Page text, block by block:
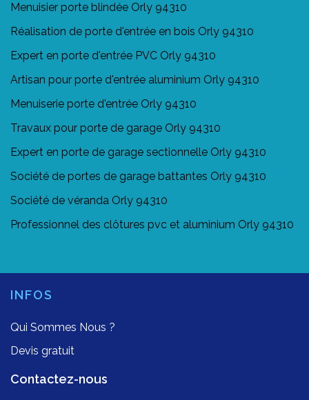
Menuisier porte blindée Orly 94310
Réalisation de porte d'entrée en bois Orly 94310
Expert en porte d'entrée PVC Orly 94310
Artisan pour porte d'entrée aluminium Orly 94310
Menuiserie porte d'entrée Orly 94310
Travaux pour porte de garage Orly 94310
Expert en porte de garage sectionnelle Orly 94310
Société de portes de garage battantes Orly 94310
Société de véranda Orly 94310
Professionnel des clôtures pvc et aluminium Orly 94310
INFOS
Qui Sommes Nous ?
Devis gratuit
Contactez-nous